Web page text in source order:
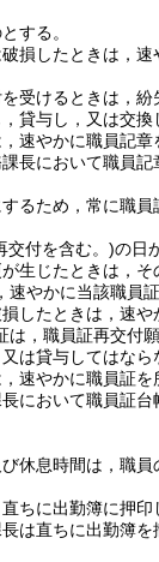
する。
損したときは，
受けるときは，
貸与し，又は交換
速やかに職員記
長において職員記
るため，常に職員
交付を含む。)の日
生じたときは，
やかに当該職員
したときは，速
，職員証再交付
は貸与してはなら
速やかに職員証
において職員証台
休息時間は，職員
ちに出勤簿に押印
は直ちに出勤簿